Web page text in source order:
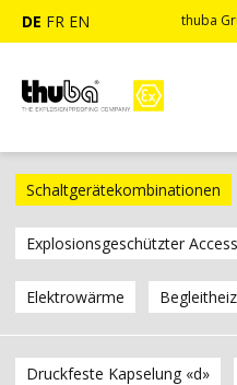
DE FR EN thuba
Schaltgerätekombinationen
Explosionsgeschützter
Elektrowärme
Druckfeste Kapselung «d»